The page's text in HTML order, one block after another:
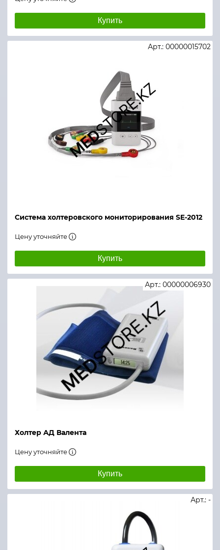
Купить
Система холтеровского мониторирования SE-2012
Арт.: 00000015702
Цену уточняйте
Купить
Холтер АД Валента
Арт.: 00000006930
Цену уточняйте
Купить
Арт.: -